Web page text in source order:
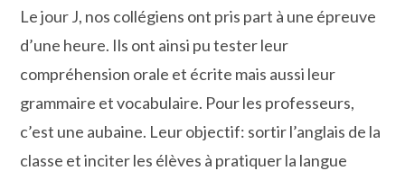
Le jour J, nos collégiens ont pris part à une épreuve
d’une heure. Ils ont ainsi pu tester leur
compréhension orale et écrite mais aussi leur
grammaire et vocabulaire. Pour les professeurs,
c’est une aubaine. Leur objectif: sortir l’anglais de la
classe et inciter les élèves à pratiquer la langue